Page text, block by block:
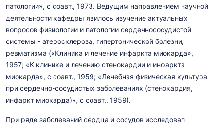
патологии», с соавт., 1973. Ведущим направлением научной
деятельности кафедры явилось изучение актуальных
вопросов физиологии и патологии сердечнососудистой
системы - атеросклероза, гипертонической болезни,
ревматизма («Клиника и лечение инфаркта миокарда»,
1957; «К клинике и лечению стенокардии и инфаркта
миокарда», с соавт., 1959; «Лечебная физическая культура
при сердечно-сосудистых заболеваниях (стенокардия,
инфаркт миокарда)», с соавт., 1959).
При ряде заболеваний сердца и сосудов исследовал